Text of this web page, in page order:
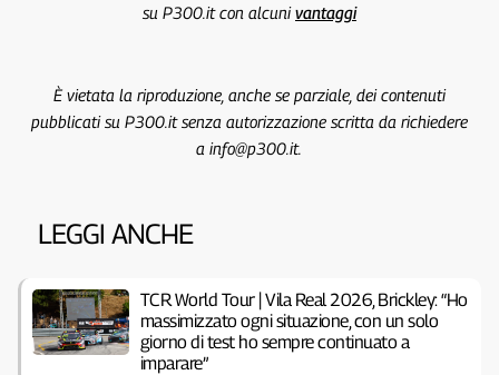
su P300.it con alcunivantaggi
È vietata la riproduzione, anche se parziale, dei contenuti
pubblicati su P300.it senza autorizzazione scritta da richiedere
a info@p300.it.
LEGGI ANCHE
TCR World Tour | Vila Real 2026, Brickley: “Ho
massimizzato ogni situazione, con un solo
giorno di test ho sempre continuato a
imparare”